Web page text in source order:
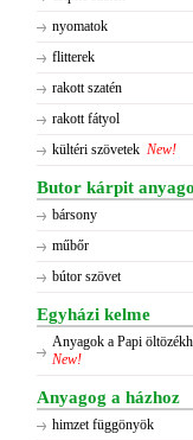
nyomatok
flitterek
rakott szatén
rakott fátyol
kültéri szövetek New!
Butor kárpit
bársony
műbőr
bútor szövet
Egyházi kelme
Anyagok a Papi
New!
Anyagog a házhoz
himzet függönyök